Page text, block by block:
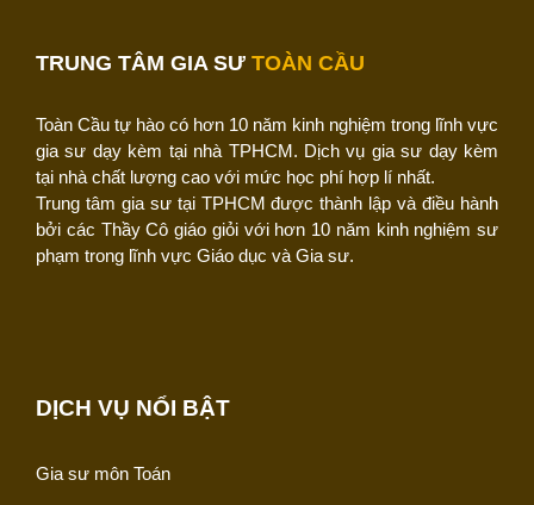
TRUNG TÂM GIA SƯ TOÀN CẦU
Toàn Cầu tự hào có hơn 10 năm kinh nghiệm trong lĩnh vực
gia sư dạy kèm tại nhà TPHCM. Dịch vụ gia sư dạy kèm
tại nhà chất lượng cao với mức học phí hợp lí nhất.
Trung tâm gia sư tại TPHCM được thành lập và điều hành
bởi các Thầy Cô giáo giỏi với hơn 10 năm kinh nghiệm sư
phạm trong lĩnh vực Giáo dục và Gia sư.
DỊCH VỤ NỔI BẬT
Gia sư môn Toán